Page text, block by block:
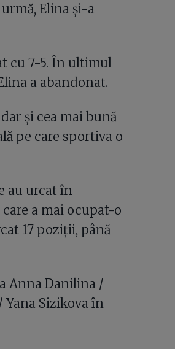
Elina și-a
cu 7-5. În ultimul
a abandonat.
și cea mai bună
pe care sportiva o
au urcat în
a mai ocupat-o
17 poziții, până
Anna Danilina /
Sizikova în